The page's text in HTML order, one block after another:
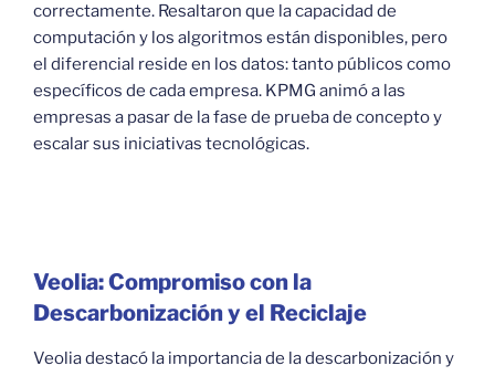
correctamente. Resaltaron que la capacidad de
computación y los algoritmos están disponibles, pero
el diferencial reside en los datos: tanto públicos como
específicos de cada empresa. KPMG animó a las
empresas a pasar de la fase de prueba de concepto y
escalar sus iniciativas tecnológicas.
Veolia: Compromiso con la
Descarbonización y el Reciclaje
Veolia destacó la importancia de la descarbonización y